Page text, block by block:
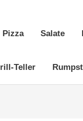
Pizza Salate
Teller